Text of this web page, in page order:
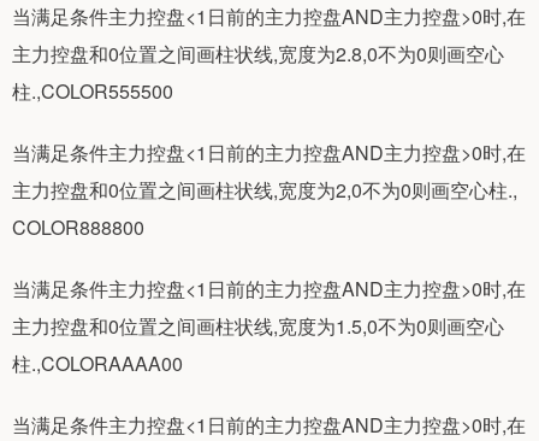
当满足条件主力控盘<1日前的主力控盘AND主力控盘>0时,在
主力控盘和0位置之间画柱状线,宽度为2.8,0不为0则画空心
柱.,COLOR555500
当满足条件主力控盘<1日前的主力控盘AND主力控盘>0时,在
主力控盘和0位置之间画柱状线,宽度为2,0不为0则画空心柱.,
COLOR888800
当满足条件主力控盘<1日前的主力控盘AND主力控盘>0时,在
主力控盘和0位置之间画柱状线,宽度为1.5,0不为0则画空心
柱.,COLORAAAA00
当满足条件主力控盘<1日前的主力控盘AND主力控盘>0时,在